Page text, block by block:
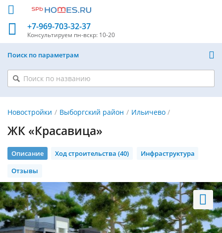
+7-969-703-32-37
Консультируем пн-вскр: 10-20
Поиск по параметрам
Новостройки Выборгский район Ильичево
ЖК «Красавица»
Описание Ход строительства (40)
Инфраструктура
Отзывы